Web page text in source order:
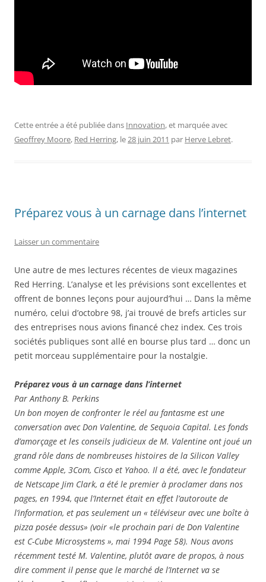
Cette entrée a été publiée dans Innovation, et marquée avec
Geoffrey Moore, Red Herring, le28 juin 2011 par Herve Lebret.
Préparez vous à un carnage dans l’internet
Laisser un commentaire
Une autre de mes lectures récentes de vieux magazines
Red Herring. L’analyse et les prévisions sont excellentes et
offrent de bonnes leçons pour aujourd’hui … Dans la même
numéro, celui d’octobre 98, j’ai trouvé de brefs articles sur
des entreprises nous avions financé chez index. Ces trois
sociétés publiques sont allé en bourse plus tard … donc un
petit morceau supplémentaire pour la nostalgie.
Préparez vous à un carnage dans l’internet
Par Anthony B. Perkins
Un bon moyen de confronter le réel au fantasme est une
conversation avec Don Valentine, de Sequoia Capital. Les fonds
d’amorçage et les conseils judicieux de M. Valentine ont joué un
grand rôle dans de nombreuses histoires de la Silicon Valley
comme Apple, 3Com, Cisco et Yahoo. Il a été, avec le fondateur
de Netscape Jim Clark, a été le premier à proclamer dans nos
pages, en 1994, que l’Internet était en effet l’autoroute de
l’information, et pas seulement un « téléviseur avec une boîte à
pizza posée dessus» (voir «le prochain pari de Don Valentine
est C-Cube Microsystems », mai 1994 Page 58). Nous avons
récemment testé M. Valentine, plutôt avare de propos, à nous
dire comment il pense que le marché de l’Internet va se